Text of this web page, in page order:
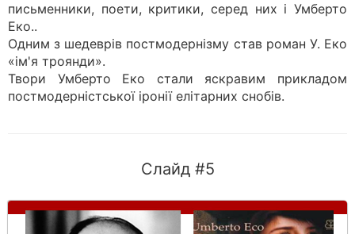
письменники, поети, критики, серед них і Умберто
Еко..
Одним з шедеврів постмодернізму став роман У. Еко
«ім'я троянди».
Твори Умберто Еко стали яскравим прикладом
постмодерністської іронії елітарних снобів.
Слайд #5